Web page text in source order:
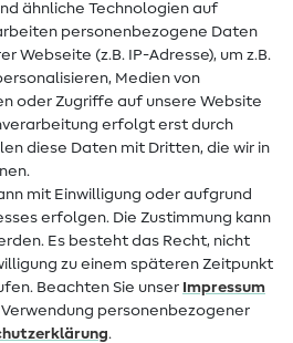
ähnliche Technologien auf
personenbezogene Daten
Webseite (z.B. IP-Adresse), um z.B.
Medien von
oder Zugriffe auf unsere Website
erfolgt erst durch
diese Daten mit Dritten, die wir in
mit Einwilligung oder aufgrund
erfolgen. Die Zustimmung kann
Es besteht das Recht, nicht
zu einem späteren Zeitpunkt
Beachten Sie unser Impressum
personenbezogener
.